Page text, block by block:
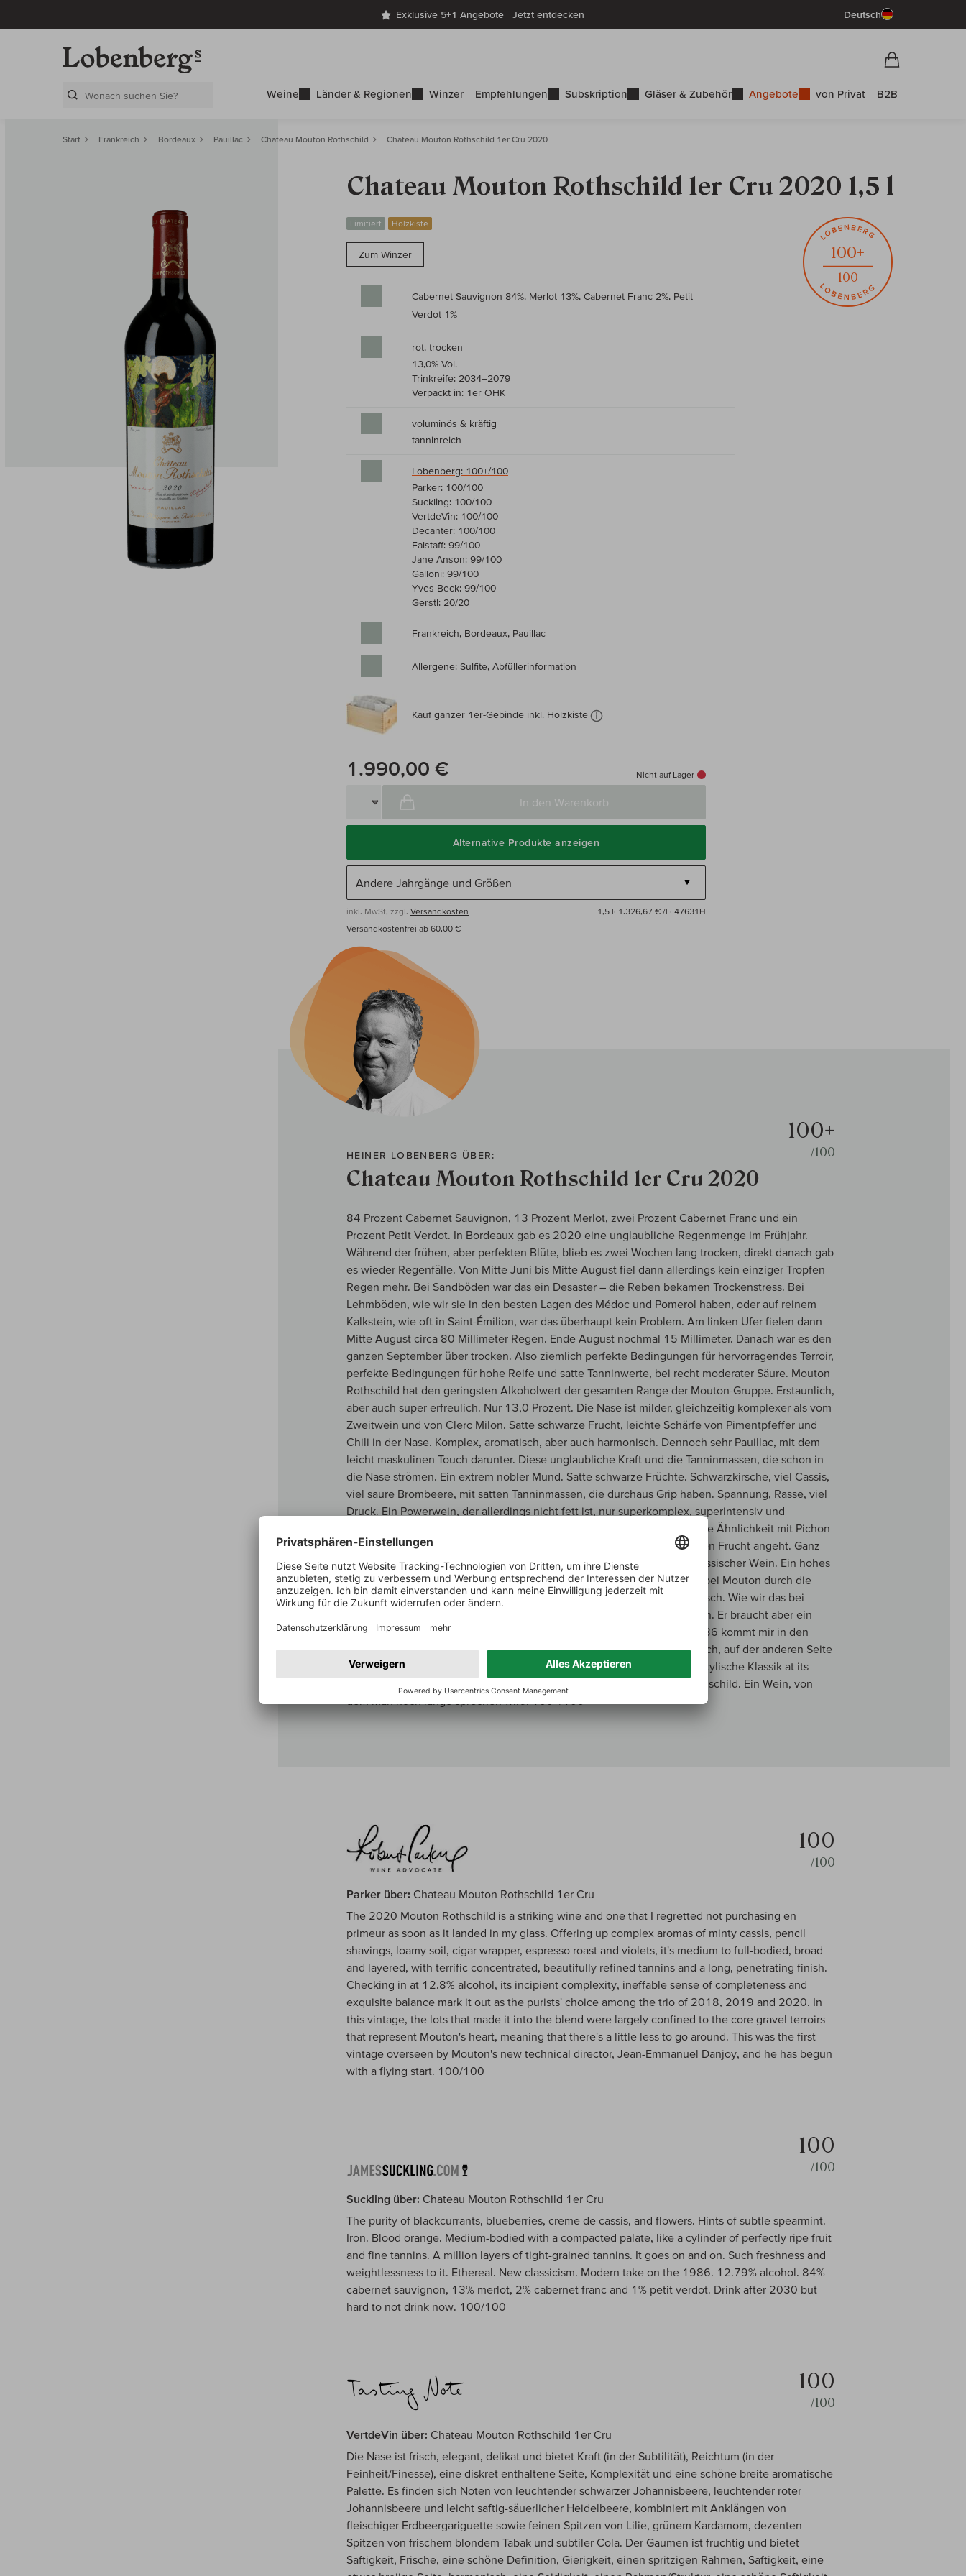
Exklusive 5+1 Angebote Jetzt entdecken Deutsch
Weine Länder & Regionen Winzer Empfehlungen Subskription Gläser & Zubehör Angebote von Privat B2B
Start Frankreich Bordeaux Pauillac Chateau Mouton Rothschild Chateau Mouton Rothschild 1er Cru 2020
Chateau Mouton Rothschild 1er Cru 2020 1,5 l
Limitiert Holzkiste
Zum Winzer 100+
100
Cabernet Sauvignon 84%, Merlot 13%, Cabernet Franc 2%, Petit
Verdot 1%
rot, trocken
13,0% Vol.
Trinkreife: 2034–2079
Verpackt in: 1er OHK
voluminös & kräftig
tanninreich
Lobenberg: 100+/100
Parker: 100/100
Suckling: 100/100
VertdeVin: 100/100
Decanter: 100/100
Falstaff: 99/100
Jane Anson: 99/100
Galloni: 99/100
Yves Beck: 99/100
Gerstl: 20/20
Frankreich, Bordeaux, Pauillac
Allergene: Sulfite, Abfüllerinformation
Kauf ganzer 1er-Gebinde inkl. Holzkiste
1.990,00 € Nicht auf Lager
In den Warenkorb
Alternative Produkte anzeigen
inkl. MwSt, zzgl. Versandkosten 1,5 l· 1.326,67 € /l · 47631H
Versandkostenfrei ab 60,00 €
HEINER LOBENBERG ÜBER:
Chateau Mouton Rothschild 1er Cru 2020
100+
/100
84 Prozent Cabernet Sauvignon, 13 Prozent Merlot, zwei Prozent Cabernet Franc und ein
Prozent Petit Verdot. In Bordeaux gab es 2020 eine unglaubliche Regenmenge im Frühjahr.
Während der frühen, aber perfekten Blüte, blieb es zwei Wochen lang trocken, direkt danach gab
es wieder Regenfälle. Von Mitte Juni bis Mitte August fiel dann allerdings kein einziger Tropfen
Regen mehr. Bei Sandböden war das ein Desaster – die Reben bekamen Trockenstress. Bei
Lehmböden, wie wir sie in den besten Lagen des Médoc und Pomerol haben, oder auf reinem
Kalkstein, wie oft in Saint-Émilion, war das überhaupt kein Problem. Am linken Ufer fielen dann
Mitte August circa 80 Millimeter Regen. Ende August nochmal 15 Millimeter. Danach war es den
ganzen September über trocken. Also ziemlich perfekte Bedingungen für hervorragendes Terroir,
perfekte Bedingungen für hohe Reife und satte Tanninwerte, bei recht moderater Säure. Mouton
Rothschild hat den geringsten Alkoholwert der gesamten Range der Mouton-Gruppe. Erstaunlich,
aber auch super erfreulich. Nur 13,0 Prozent. Die Nase ist milder, gleichzeitig komplexer als vom
Zweitwein und von Clerc Milon. Satte schwarze Frucht, leichte Schärfe von Pimentpfeffer und
Chili in der Nase. Komplex, aromatisch, aber auch harmonisch. Dennoch sehr Pauillac, mit dem
leicht maskulinen Touch darunter. Diese unglaubliche Kraft und die Tanninmassen, die schon in
die Nase strömen. Ein extrem nobler Mund. Satte schwarze Früchte. Schwarzkirsche, viel Cassis,
viel saure Brombeere, mit satten Tanninmassen, die durchaus Grip haben. Spannung, Rasse, viel
Druck. Ein Powerwein, der allerdings nicht fett ist, nur superkomplex, superintensiv und
wahnsinnig tanninreich. Was für ein grandioses Finale. Durchaus gewisse Ähnlichkeit mit Pichon
Lalande aufweisend, was die Ausrichtung der Tannine und der schwarzen Frucht angeht. Ganz
anders als der burgundische Nachbar Pontet Canet. Aber ein großer, klassischer Wein. Ein hohes
Konzentrat aus winzigen Erträgen. Sicherlich 40 Prozent Ertragsverlust bei Mouton durch die
lange Trockenperiode. Aber was da rauskam, ist dann schon megaklassisch. Wie wir das bei
Pichon Lalande auch hatten. Großer Mouton für ein extrem langes Leben. Er braucht aber ein
paar Jahre Zeit im Keller. Was kann das sein? Die Wiederholung von 1986 kommt mir in den
Sinn. Für 2016, was er auch darstellt, ist er fast zu kraftvoll, zu tanninreich, auf der anderen Seite
aber auch schlank und sehr moderat im Alkohol. Letztlich Finesse und stylische Klassik at its
best. Auf jeden Fall ein großer Wein in der Geschichte von Mouton Rothschild. Ein Wein, von
100
/100
Parker über: Chateau Mouton Rothschild 1er Cru
The 2020 Mouton Rothschild is a striking wine and one that I regretted not purchasing en
primeur as soon as it landed in my glass. Offering up complex aromas of minty cassis, pencil
shavings, loamy soil, cigar wrapper, espresso roast and violets, it's medium to full-bodied, broad
and layered, with terrific concentrated, beautifully refined tannins and a long, penetrating finish.
Checking in at 12.8% alcohol, its incipient complexity, ineffable sense of completeness and
exquisite balance mark it out as the purists' choice among the trio of 2018, 2019 and 2020. In
this vintage, the lots that made it into the blend were largely confined to the core gravel terroirs
that represent Mouton's heart, meaning that there's a little less to go around. This was the first
vintage overseen by Mouton's new technical director, Jean-Emmanuel Danjoy, and he has begun
with a flying start. 100/100
100
/100
Suckling über: Chateau Mouton Rothschild 1er Cru
The purity of blackcurrants, blueberries, creme de cassis, and flowers. Hints of subtle spearmint.
Iron. Blood orange. Medium-bodied with a compacted palate, like a cylinder of perfectly ripe fruit
and fine tannins. A million layers of tight-grained tannins. It goes on and on. Such freshness and
weightlessness to it. Ethereal. New classicism. Modern take on the 1986. 12.79% alcohol. 84%
cabernet sauvignon, 13% merlot, 2% cabernet franc and 1% petit verdot. Drink after 2030 but
hard to not drink now. 100/100
100
/100
VertdeVin über: Chateau Mouton Rothschild 1er Cru
Die Nase ist frisch, elegant, delikat und bietet Kraft (in der Subtilität), Reichtum (in der
Feinheit/Finesse), eine diskret enthaltene Seite, Komplexität und eine schöne breite aromatische
Palette. Es finden sich Noten von leuchtender schwarzer Johannisbeere, leuchtender roter
Johannisbeere und leicht saftig-säuerlicher Heidelbeere, kombiniert mit Anklängen von
fleischiger Erdbeergariguette sowie feinen Spitzen von Lilie, grünem Kardamom, dezenten
Spitzen von frischem blondem Tabak und subtiler Cola. Der Gaumen ist fruchtig und bietet
Saftigkeit, Frische, eine schöne Definition, Gierigkeit, einen spritzigen Rahmen, Saftigkeit, eine